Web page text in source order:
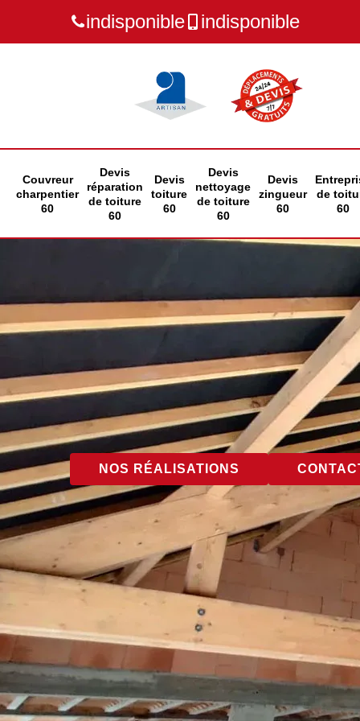
indisponible indisponible
Couvreur
charpentier
60
Devis
réparation
de toiture
60
Devis
toiture
60
Devis
nettoyage
de toiture
60
Devis
zingueur
60
de
60
NOS RÉALISATIONS